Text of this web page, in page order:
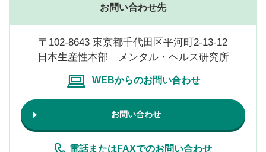
お問い合わせ先
〒102-8643 東京都千代田区平河町2-13-12
日本生産性本部 メンタル・ヘルス研究所
WEBからのお問い合わせ
お問い合わせ
電話またはFAXでのお問い合わせ